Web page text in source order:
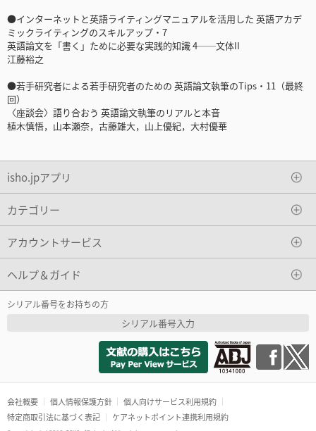
●インターネットと英語ライティングマニュアルを活用した 英語アカデ
ミックライティングのスキルアップ・7
英語論文を「書く」ために必要な実践的知識 4──文体II
江藤裕之
●若手研究者による若手研究者のための 英語論文執筆のTips・11（最終
回）
〈座談会〉語り合おう 英語論文執筆のリアルと本音
植木慎悟，山本瀬奈，古藤雄大，山上優紀，大村優華
isho.jpアプリ
カテゴリー
アカウントサービス
ヘルプ＆ガイド
シリアル番号をお持ちの方
シリアル番号入力
会社概要 個人情報保護方針
個人向けサービス利用規約
特定商取引法に基づく表記
ケアネットポイント連携利用規約